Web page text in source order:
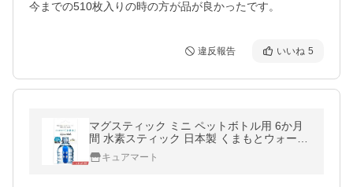
今までの510枚入りの時の方が品が良かったです。
違反報告 いいね 5
マグスティック ミニ ペットボトル用 6か月
間 水素スティック 日本製 くまもとウォータ
ー メール便送料無料 水素棒 水素水生成 マグ
ネシウム 水素イオン
キュアマート